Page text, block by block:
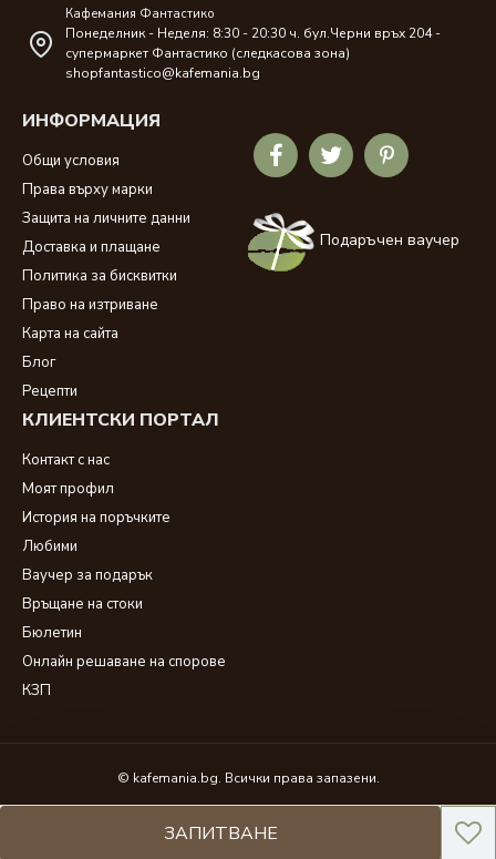
ЗАПИТВАНЕ
Кафемания Фантастико
Понеделник - Неделя: 8:30 - 20:30 ч. бул.Черни връх 204 -
супермаркет Фантастико (следкасова зона)
shopfantastico@kafemania.bg
ИНФОРМАЦИЯ
Общи условия
Права върху марки
Защита на личните данни
Доставка и плащане
Политика за бисквитки
Право на изтриване
Карта на сайта
Блог
Рецепти
КЛИЕНТСКИ ПОРТАЛ
Контакт с нас
Моят профил
История на поръчките
Любими
Ваучер за подарък
Връщане на стоки
Бюлетин
Онлайн решаване на спорове
КЗП
Подаръчен ваучер
© kafemania.bg. Всички права запазени.